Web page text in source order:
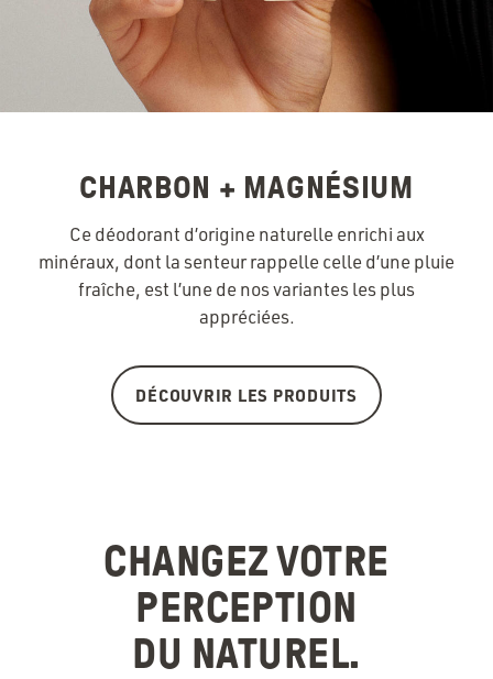
CHARBON + MAGNÉSIUM
Ce déodorant d’origine naturelle enrichi aux
minéraux, dont la senteur rappelle celle d’une pluie
fraîche, est l’une de nos variantes les plus
appréciées.
DÉCOUVRIR LES PRODUITS
CHANGEZ VOTRE
PERCEPTION
DU NATUREL.